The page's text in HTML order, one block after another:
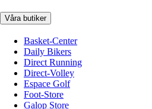
Våra butiker
Basket-Center
Daily Bikers
Direct Running
Direct-Volley
Espace Golf
Foot-Store
Galop Store